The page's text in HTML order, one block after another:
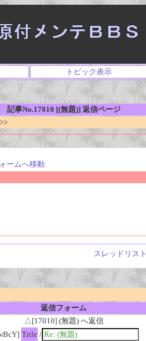
トピック表示
記事No.17010 [(無題)] 返信ページ
ームへ移動
スレッドリスト
返信フォーム
△[17010] (無題) へ返信
Title /